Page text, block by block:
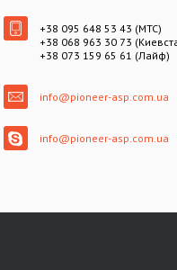
+38 095 648 53 43 (МТС)
+38 068 963 30 73
+38 073 159 65 61 (Лайф)
info@pioneer-asp.com.ua
info@pioneer-asp.com.ua